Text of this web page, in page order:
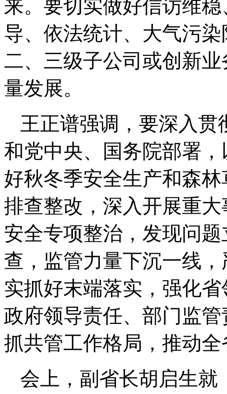
来。要切实做好信访维
导、依法统计、大气污
二、三级子公司或创新
量发展。
王正谱强调，要深入
和党中央、国务院部署
好秋冬季安全生产和森
排查整改，深入开展重
安全专项整治，发现问
查，监管力量下沉一线
实抓好末端落实，强化
政府领导责任、部门监
抓共管工作格局，推动
会上，副省长胡启生就